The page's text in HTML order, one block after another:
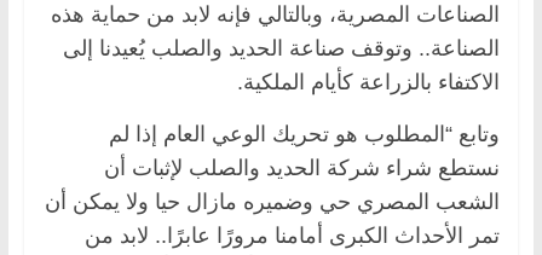
الصناعات المصرية، وبالتالي فإنه لابد من حماية هذه
الصناعة.. وتوقف صناعة الحديد والصلب يُعيدنا إلى
الاكتفاء بالزراعة كأيام الملكية.
وتابع “المطلوب هو تحريك الوعي العام إذا لم
نستطع شراء شركة الحديد والصلب لإثبات أن
الشعب المصري حي وضميره مازال حيا ولا يمكن أن
تمر الأحداث الكبرى أمامنا مرورًا عابرًا.. لابد من